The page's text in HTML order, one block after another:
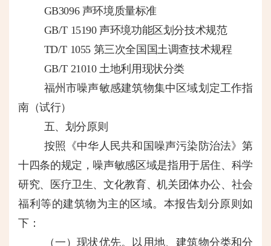
GB3096 声环境质量标准
GB/T 15190 声环境功能区划分技术规范
TD/T 1055 第三次全国国土调查技术规程
GB/T 21010 土地利用现状分类
福州市噪声敏感建筑物集中区域划定工作指
南（试行）
五、划分原则
按照《中华人民共和国噪声污染防治法》第
十四条的规定，噪声敏感区域是指用于居住、科学
研究、医疗卫生、文化教育、机关团体办公、社会
福利等的建筑物为主的区域。本报告划分原则如
下：
（一）现状优先。
以用地、建筑物分类和分